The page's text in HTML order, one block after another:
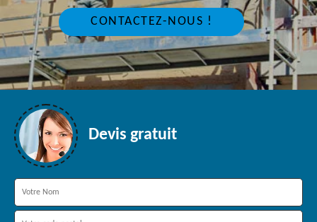
CONTACTEZ-NOUS !
Devis gratuit